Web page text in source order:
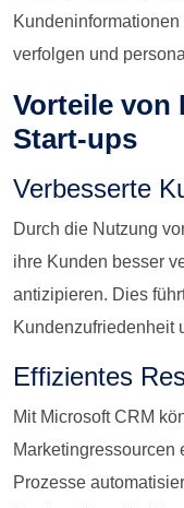
verfolgen und
Vorteile von
Start-ups
Verbesserte
Durch die Nutzung
ihre Kunden besser
antizipieren. Dies
Kundenzufriedenheit
Effizientes
Mit Microsoft CRM
Marketingressourcen
Prozesse